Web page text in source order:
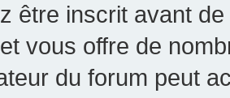
être inscrit avant
vous offre de
du forum peut